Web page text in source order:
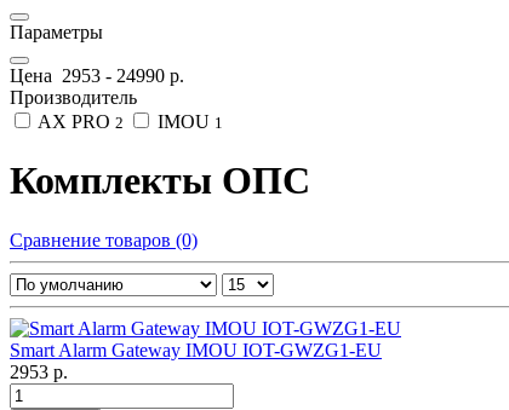
Параметры
Цена 2953 - 24990 р.
Производитель
AX PRO 2 IMOU 1
Комплекты ОПС
Сравнение товаров (0)
Smart Alarm Gateway IMOU IOT-GWZG1-EU
2953 р.